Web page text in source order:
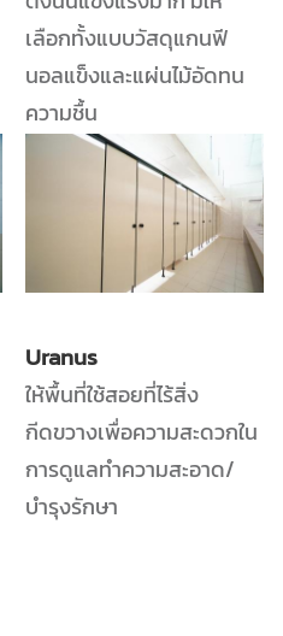
เลือกทั้งแบบวัสดุแกนฟี
นอลแข็งและแผ่นไม้อัดทน
ความชื้น
Uranus
ให้พื้นที่ใช้สอยที่ไร้สิ่ง
กีดขวางเพื่อความสะดวกใน
การดูแลทำความสะอาด/
บำรุงรักษา